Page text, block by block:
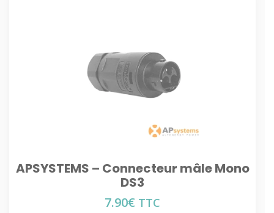
APSYSTEMS – Connecteur mâle Mono
DS3
7.90€ TTC